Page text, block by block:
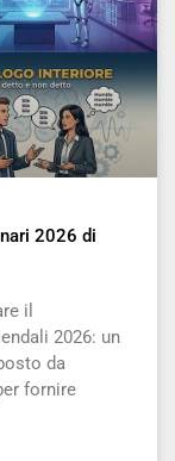
2026 di
il
2026: un
da
fornire